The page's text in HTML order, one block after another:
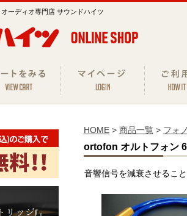
ーディオ専門店 サウンドハイツ
HOME> 商品一覧> フォ
ortofon オルトフォン
音響信号を減衰させること